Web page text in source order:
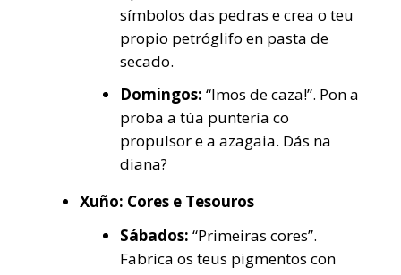
símbolos das pedras e crea o teu
propio petróglifo en pasta de
secado.
Domingos: “Imos de caza!”. Pon a
proba a túa puntería co
propulsor e a azagaia. Dás na
diana?
Xuño: Cores e Tesouros
Sábados: “Primeiras cores”.
Fabrica os teus pigmentos con